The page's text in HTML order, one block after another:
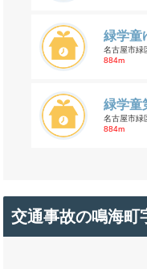
緑学童
名古屋市緑
884m
緑学童
名古屋市緑
884m
交通事故の鳴海町